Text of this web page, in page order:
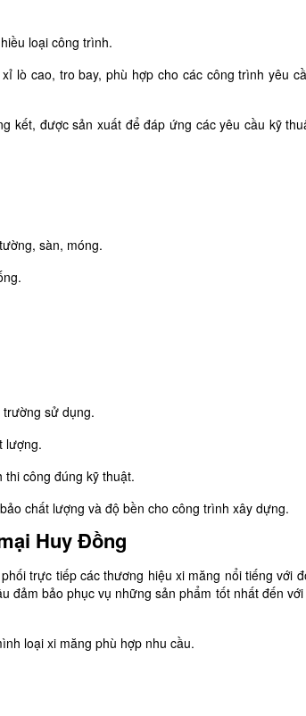
loại công trình.​
lò cao, tro bay, phù hợp cho các công trình yêu
kết, được sản xuất để đáp ứng các yêu cầu kỹ
sàn, móng.​
sử dụng.​
lượng.​
công đúng kỹ thuật.​
chất lượng và độ bền cho công trình xây dựng.
Huy Đồng
trực tiếp các thương hiệu xi măng nổi tiếng với
đảm bảo phục vụ những sản phẩm tốt nhất đến
loại xi măng phù hợp nhu cầu.